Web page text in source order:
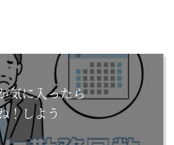
気に入ったら
！しよう